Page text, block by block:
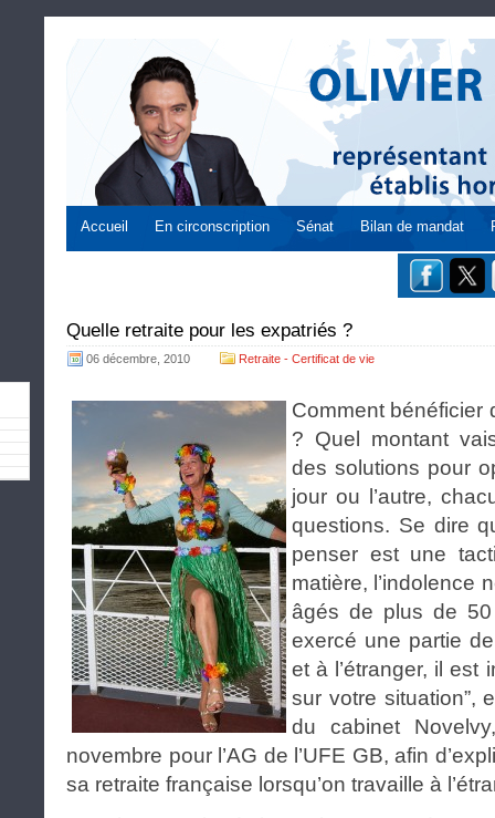
Accueil En circonscription Sénat Bilan de mandat
Quelle retraite pour les expatriés ?
06 décembre, 2010 Retraite - Certificat de vie
Comment bénéficier
? Quel montant
des solutions pour
jour ou l’autre,
questions. Se dire
penser est une
matière, l’indolence
âgés de plus de
exercé une partie
et à l’étranger, il est
sur votre situation”,
du cabinet
novembre pour l’AG de l’UFE GB, afin
sa retraite française lorsqu’on travaille à